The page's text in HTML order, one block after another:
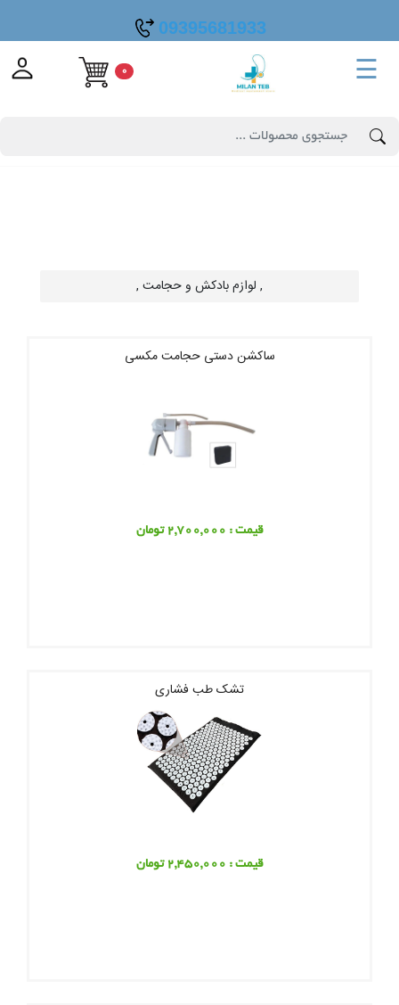
09395681933
☰
0
, لوازم بادکش و حجامت ,
ساکشن دستی حجامت مکسی
قیمت : 2,700,000 تومان
تشک طب فشاری
قیمت : 2,450,000 تومان